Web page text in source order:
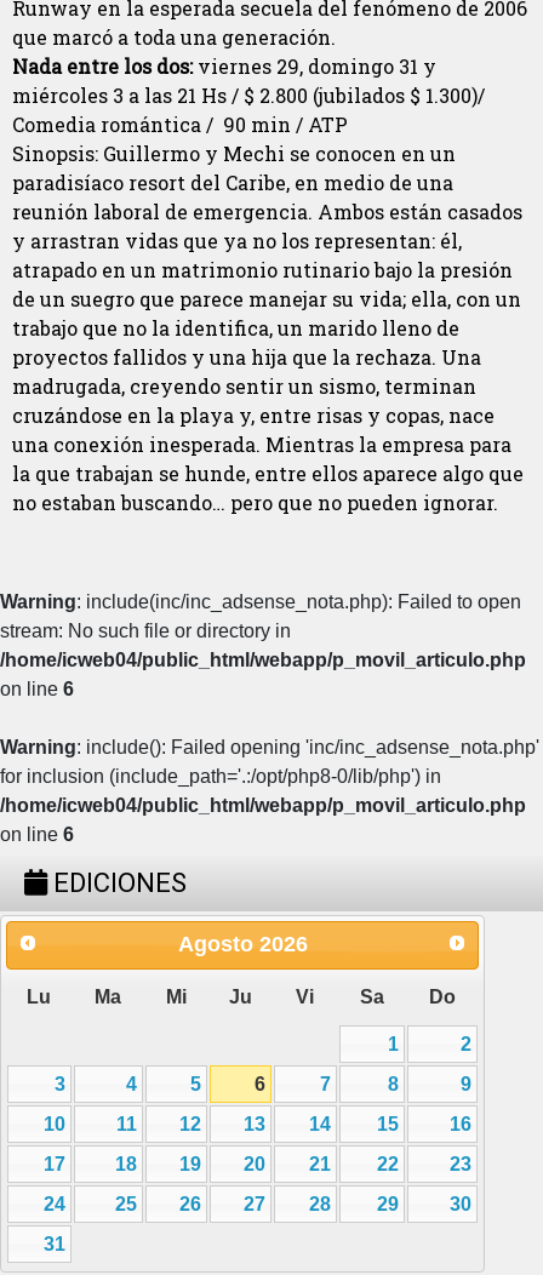
Runway en la esperada secuela del fenómeno de 2006
que marcó a toda una generación.
Nada entre los dos:viernes 29, domingo 31 y
miércoles 3 a las 21 Hs / $ 2.800 (jubilados $ 1.300)/
Comedia romántica / 90 min / ATP
Sinopsis: Guillermo y Mechi se conocen en un
paradisíaco resort del Caribe, en medio de una
reunión laboral de emergencia. Ambos están casados
y arrastran vidas que ya no los representan: él,
atrapado en un matrimonio rutinario bajo la presión
de un suegro que parece manejar su vida; ella, con un
trabajo que no la identifica, un marido lleno de
proyectos fallidos y una hija que la rechaza. Una
madrugada, creyendo sentir un sismo, terminan
cruzándose en la playa y, entre risas y copas, nace
una conexión inesperada. Mientras la empresa para
la que trabajan se hunde, entre ellos aparece algo que
no estaban buscando… pero que no pueden ignorar.
Warning: include(inc/inc_adsense_nota.php): Failed to open
stream: No such file or directory in
/home/icweb04/public_html/webapp/p_movil_articulo.php
on line 6
Warning: include(): Failed opening 'inc/inc_adsense_nota.php'
for inclusion (include_path='.:/opt/php8-0/lib/php') in
/home/icweb04/public_html/webapp/p_movil_articulo.php
on line 6
EDICIONES
Agosto 2026
Lu Ma Mi Ju Vi Sa Do
1
2
3
4 5 6 7 8
9
10
11 12 13 14 15
16
17
18 19 20 21 22
23
24
25 26 27 28 29
30
31